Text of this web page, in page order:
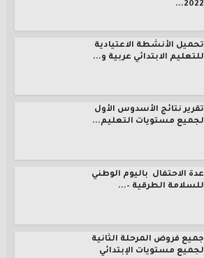
2022...
تحميل الأنشطة الاعتيادية
للتعليم الابتدائي عربية و...
تقرير نتائج الأسدوس الأول
لجميع مستويات التعليم...
عدة الاحتفال باليوم الوطني
للسلامة الطرقية –...
جميع فروض المرحلة الثانية
لجميع مستويات الإبتدائي